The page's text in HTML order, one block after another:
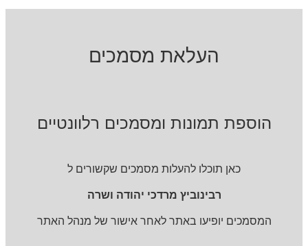
העלאת מסמכים
הוספת תמונות ומסמכים רלוונטיים
כאן תוכלו להעלות מסמכים שקשורים ל
רבינוביץ מרדכי יהודה ושרה
המסמכים יופיעו באתר לאחר אישור של מנהל האתר